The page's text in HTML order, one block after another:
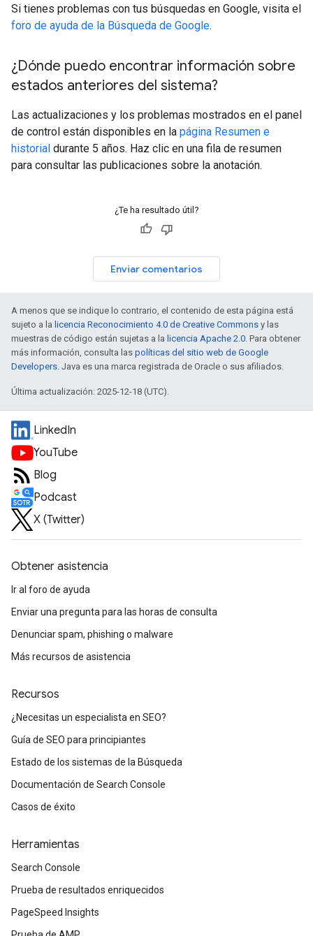
Si tienes problemas con tus búsquedas en Google, visita el
foro de ayuda de la Búsqueda de Google.
¿Dónde puedo encontrar información sobre
estados anteriores del sistema?
Las actualizaciones y los problemas mostrados en el panel
de control están disponibles en la página Resumen e
historial durante 5 años. Haz clic en una fila de resumen
para consultar las publicaciones sobre la anotación.
¿Te ha resultado útil?
Enviar comentarios
A menos que se indique lo contrario, el contenido de esta página está
sujeto a la licencia Reconocimiento 4.0 de Creative Commons y las
muestras de código están sujetas a la licencia Apache 2.0. Para obtener
más información, consulta las políticas del sitio web de Google
Developers. Java es una marca registrada de Oracle o sus afiliados.
Última actualización: 2025-12-18 (UTC).
LinkedIn
YouTube
Blog
Podcast
X (Twitter)
Obtener asistencia
Ir al foro de ayuda
Enviar una pregunta para las horas de consulta
Denunciar spam, phishing o malware
Más recursos de asistencia
Recursos
¿Necesitas un especialista en SEO?
Guía de SEO para principiantes
Estado de los sistemas de la Búsqueda
Documentación de Search Console
Casos de éxito
Herramientas
Search Console
Prueba de resultados enriquecidos
PageSpeed Insights